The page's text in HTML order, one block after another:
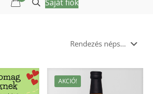
Saját fiók
AKCIÓ!